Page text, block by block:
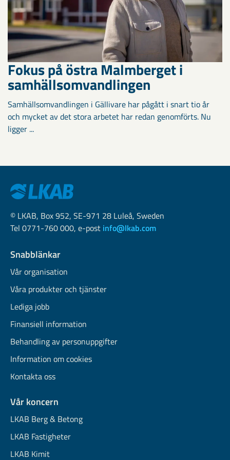
Fokus på östra Malmberget i
samhällsomvandlingen
Samhällsomvandlingen i Gällivare har pågått i snart tio år
och mycket av det stora arbetet har redan genomförts. Nu
ligger ...
© LKAB, Box 952, SE-971 28 Luleå, Sweden
Tel 0771-760 000, e-post info@lkab.com
Snabblänkar
Vår organisation
Våra produkter och tjänster
Lediga jobb
Finansiell information
Behandling av personuppgifter
Information om cookies
Kontakta oss
Vår koncern
LKAB Berg & Betong
LKAB Fastigheter
LKAB Kimit